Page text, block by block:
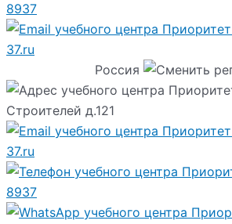
8937
37.ru
Россия
Строителей д.121
37.ru
8937